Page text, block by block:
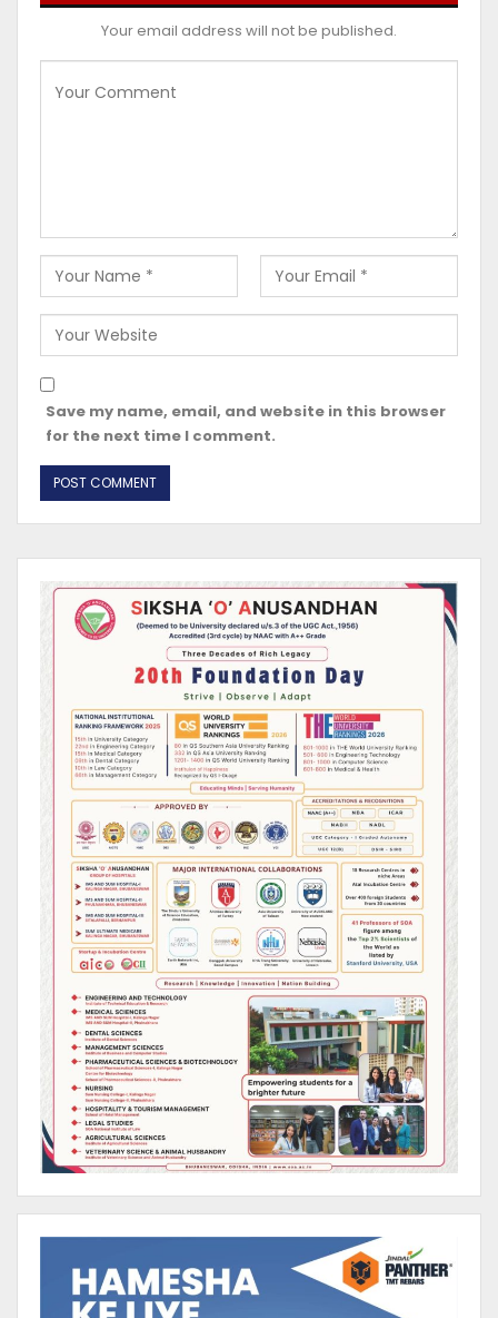
Your email address will not be published.
Save my name, email, and website in this browser
for the next time I comment.